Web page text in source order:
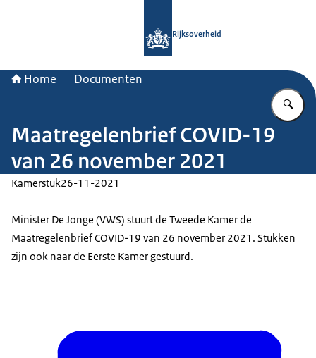
Rijksoverheid
Home Documenten
Maatregelenbrief COVID-19
van 26 november 2021
Kamerstuk26-11-2021
Minister De Jonge (VWS) stuurt de Tweede Kamer de
Maatregelenbrief COVID-19 van 26 november 2021. Stukken
zijn ook naar de Eerste Kamer gestuurd.